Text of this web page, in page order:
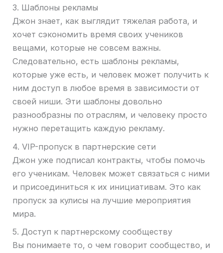
3. Шаблоны рекламы
Джон знает, как выглядит тяжелая работа, и
хочет сэкономить время своих учеников
вещами, которые не совсем важны.
Следовательно, есть шаблоны рекламы,
которые уже есть, и человек может получить к
ним доступ в любое время в зависимости от
своей ниши. Эти шаблоны довольно
разнообразны по отраслям, и человеку просто
нужно перетащить каждую рекламу.
4. VIP-пропуск в партнерские сети
Джон уже подписал контракты, чтобы помочь
его ученикам. Человек может связаться с ними
и присоединиться к их инициативам. Это как
пропуск за кулисы на лучшие мероприятия
мира.
5. Доступ к партнерскому сообществу
Вы понимаете то, о чем говорит сообщество, и